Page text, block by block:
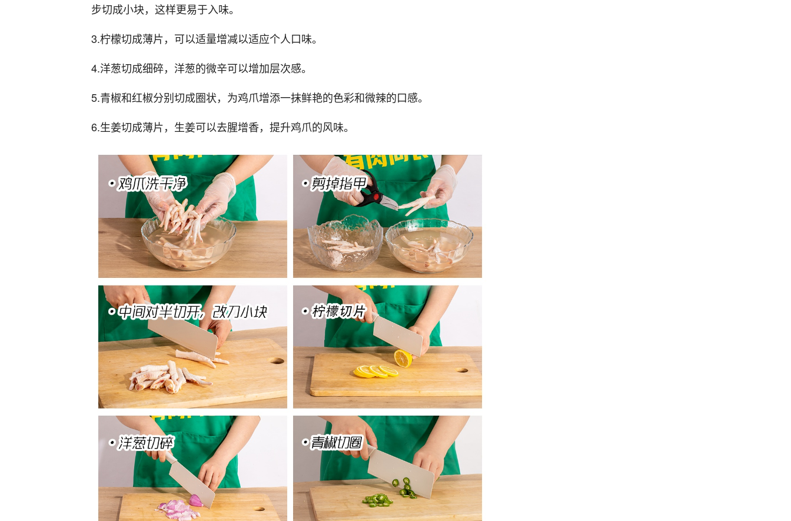
步切成小块，这样更易于入味。
3.柠檬切成薄片，可以适量增减以适应个人口味。
4.洋葱切成细碎，洋葱的微辛可以增加层次感。
5.青椒和红椒分别切成圈状，为鸡爪增添一抹鲜艳的色彩和微辣的口感。
6.生姜切成薄片，生姜可以去腥增香，提升鸡爪的风味。